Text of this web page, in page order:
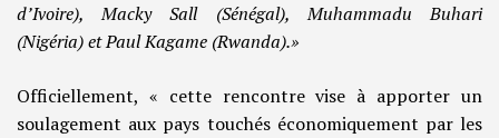
d’Ivoire), Macky Sall (Sénégal), Muhammadu Buhari
(Nigéria) et Paul Kagame (Rwanda).»
Officiellement, « cette rencontre vise à apporter un
soulagement aux pays touchés économiquement par les